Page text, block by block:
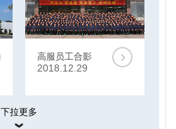
高服员工合影
2018.12.29
下拉更多